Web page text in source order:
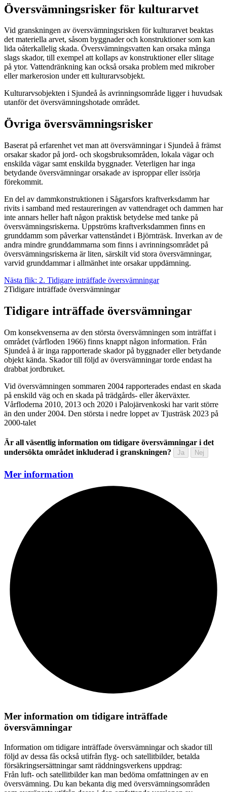
Översvämningsrisker för kulturarvet
Vid granskningen av översvämningsrisken för kulturarvet beaktas
det materiella arvet, såsom byggnader och konstruktioner som kan
lida oåterkallelig skada. Översvämningsvatten kan orsaka många
slags skador, till exempel att kollaps av konstruktioner eller slitage
på ytor. Vattendränkning kan också orsaka problem med mikrober
eller markerosion under ett kulturarvsobjekt.
Kulturarvsobjekten i Sjundeå ås avrinningsområde ligger i huvudsak
utanför det översvämningshotade området.
Övriga översvämningsrisker
Baserat på erfarenhet vet man att översvämningar i Sjundeå å främst
orsakar skador på jord- och skogsbruksområden, lokala vägar och
enskilda vägar samt enskilda byggnader. Veterligen har inga
betydande översvämningar orsakade av isproppar eller issörja
förekommit.
En del av dammkonstruktionen i Sågarsfors kraftverksdamm har
rivits i samband med restaureringen av vattendraget och dammen har
inte annars heller haft någon praktisk betydelse med tanke på
översvämningsriskerna. Uppströms kraftverksdammen finns en
grunddamm som påverkar vattenståndet i Björnträsk. Inverkan av de
andra mindre grunddammarna som finns i avrinningsområdet på
översvämningsriskerna är liten, särskilt vid stora översvämningar,
varvid grunddammar i allmänhet inte orsakar uppdämning.
Nästa flik: 2. Tidigare inträffade översvämningar
2Tidigare inträffade översvämningar
Tidigare inträffade översvämningar
Om konsekvenserna av den största översvämningen som inträffat i
området (vårfloden 1966) finns knappt någon information. Från
Sjundeå å är inga rapporterade skador på byggnader eller betydande
objekt kända. Skador till följd av översvämningar torde endast ha
drabbat jordbruket.
Vid översvämningen sommaren 2004 rapporterades endast en skada
på enskild väg och en skada på trädgårds- eller åkerväxter.
Vårfloderna 2010, 2013 och 2020 i Palojärvenkoski har varit större
än den under 2004. Den största i nedre loppet av Tjusträsk 2023 på
2000-talet
Är all väsentlig information om tidigare översvämningar i det
undersökta området inkluderad i granskningen?
Ja Nej
Mer information
Mer information om tidigare inträffade
översvämningar
Information om tidigare inträffade översvämningar och skador till
följd av dessa fås också utifrån flyg- och satellitbilder, betalda
försäkringsersättningar samt räddningsverkens uppdrag:
Från luft- och satellitbilder kan man bedöma omfattningen av en
översvämning. Du kan bekanta dig med översvämningsområden